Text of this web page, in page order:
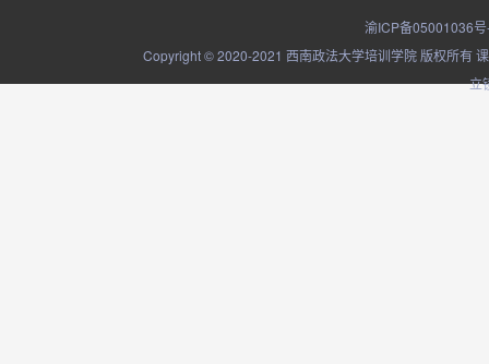
渝ICP备05001036
Copyright © 2020-2021 西南政法大学培训学院 版权所有
立